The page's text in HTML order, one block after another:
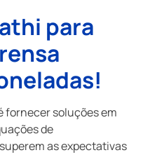
para
!
fornecer soluções em
de
as expectativas